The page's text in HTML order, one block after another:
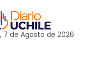
7 de Agosto de 2026